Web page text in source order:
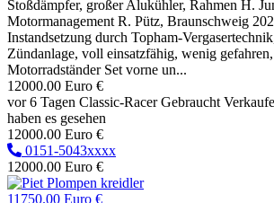
Stoßdämpfer, großer Alukühler, Rahmen H.
Motormanagement R. Pütz, Braunschweig
Instandsetzung durch Topham-
Zündanlage, voll einsatzfähig, wenig
Motorradständer Set vorne un...
12000.00 Euro €
vor 6 Tagen Classic-Racer Gebraucht
haben es gesehen
12000.00 Euro €
0151-5043xxxx
12000.00 Euro €
11750.00 Euro €